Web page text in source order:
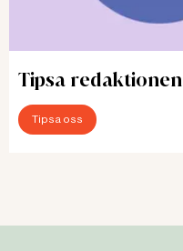
Tipsa redaktionen
Tipsa oss